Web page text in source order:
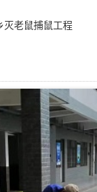
灭老鼠捕鼠工程